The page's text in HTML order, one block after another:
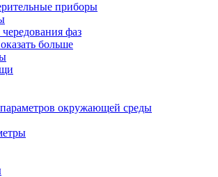
приборы
фаз
окружающей среды